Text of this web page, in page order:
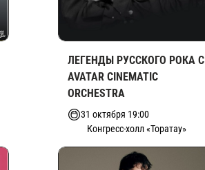
ЛЕГЕНДЫ РУССКОГО РОКА С
AVATAR CINEMATIC
ORCHESTRA
31 октября 19:00
Конгресс-холл «Торатау»